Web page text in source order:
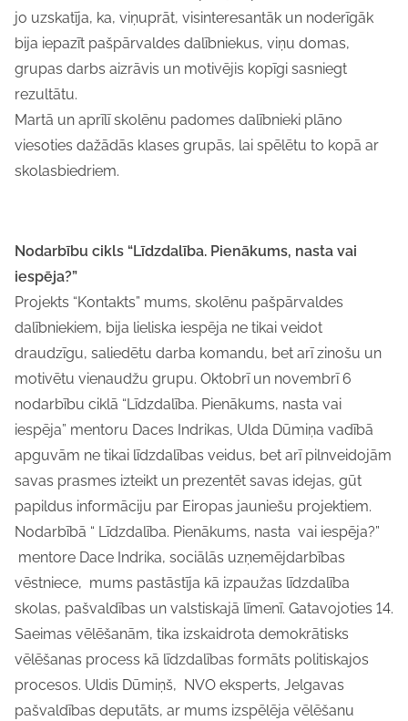
jo uzskatīja, ka, viņuprāt, visinteresantāk un noderīgāk
bija iepazīt pašpārvaldes dalībniekus, viņu domas,
grupas darbs aizrāvis un motivējis kopīgi sasniegt
rezultātu.
Martā un aprīlī skolēnu padomes dalībnieki plāno
viesoties dažādās klases grupās, lai spēlētu to kopā ar
skolasbiedriem.
Nodarbību cikls “Līdzdalība. Pienākums, nasta vai
iespēja?”
Projekts “Kontakts” mums, skolēnu pašpārvaldes
dalībniekiem, bija lieliska iespēja ne tikai veidot
draudzīgu, saliedētu darba komandu, bet arī zinošu un
motivētu vienaudžu grupu. Oktobrī un novembrī 6
nodarbību ciklā “Līdzdalība. Pienākums, nasta vai
iespēja” mentoru Daces Indrikas, Ulda Dūmiņa vadībā
apguvām ne tikai līdzdalības veidus, bet arī pilnveidojām
savas prasmes izteikt un prezentēt savas idejas, gūt
papildus informāciju par Eiropas jauniešu projektiem.
Nodarbībā “ Līdzdalība. Pienākums, nasta vai iespēja?”
mentore Dace Indrika, sociālās uzņemējdarbības
vēstniece, mums pastāstīja kā izpaužas līdzdalība
skolas, pašvaldības un valstiskajā līmenī. Gatavojoties 14.
Saeimas vēlēšanām, tika izskaidrota demokrātisks
vēlēšanas process kā līdzdalības formāts politiskajos
procesos. Uldis Dūmiņš, NVO eksperts, Jelgavas
pašvaldības deputāts, ar mums izspēlēja vēlēšanu